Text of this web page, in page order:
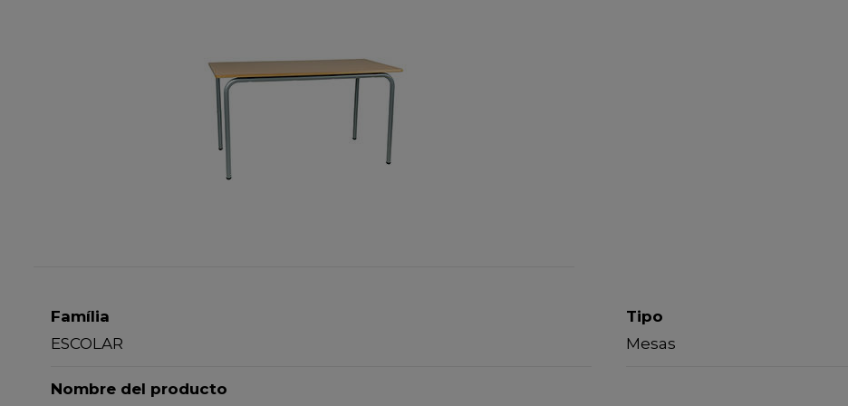
Família
ESCOLAR
Tipo
Mesas
Nombre del producto